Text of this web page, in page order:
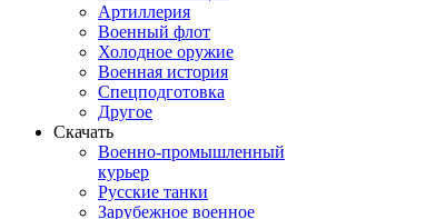
Артиллерия
Военный флот
Холодное оружие
Военная история
Спецподготовка
Другое
Скачать
Военно-промышленный
курьер
Русские танки
Зарубежное военное